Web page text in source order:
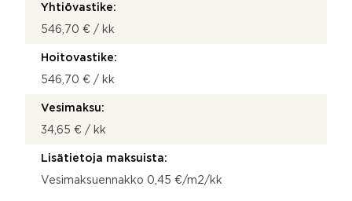
Yhtiövastike:
546,70 € / kk
Hoitovastike:
546,70 € / kk
Vesimaksu:
34,65 € / kk
Lisätietoja maksuista:
Vesimaksuennakko 0,45 €/m2/kk